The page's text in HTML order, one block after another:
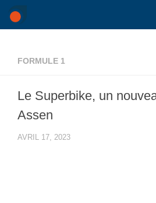
Skip to content
FORMULE 1
Le Superbike, un
Assen
AVRIL 17, 2023